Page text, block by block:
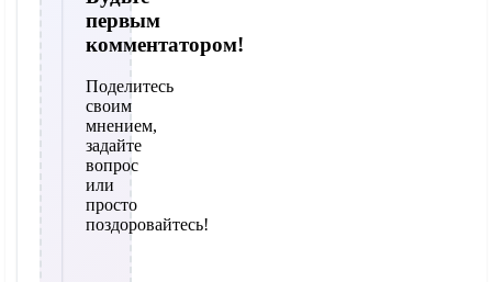
первым
комментатором!
Поделитесь
своим
мнением,
задайте
вопрос
или
просто
поздоровайтесь!